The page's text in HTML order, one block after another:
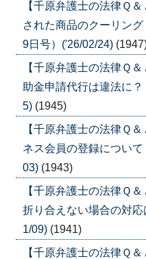
【千原弁護士の法律
された商品のクーリン
9日号）('26/02/24)
【千原弁護士の法律
助金申請代行は違法に
5) (1945)
【千原弁護士の法律
ネス会員の登録につい
03) (1943)
【千原弁護士の法律
折り合えない場合の対
1/09) (1941)
【千原弁護士の法律Ｑ